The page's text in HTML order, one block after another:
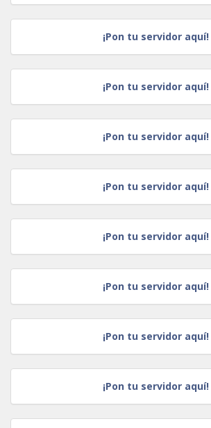
¡Pon tu servidor aquí!
¡Pon tu servidor aquí!
¡Pon tu servidor aquí!
¡Pon tu servidor aquí!
¡Pon tu servidor aquí!
¡Pon tu servidor aquí!
¡Pon tu servidor aquí!
¡Pon tu servidor aquí!